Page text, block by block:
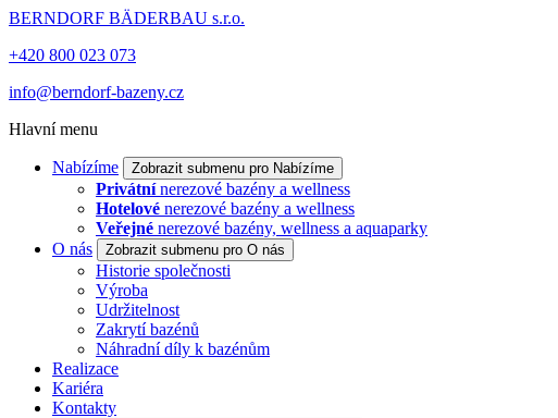
BERNDORF BÄDERBAU s.r.o.
+420 800 023 073
info@berndorf-bazeny.cz
Hlavní menu
Nabízíme Zobrazit submenu pro Nabízíme
Privátnínerezové bazény a wellness
Hotelové nerezové bazény a wellness
Veřejné nerezové bazény, wellness a aquaparky
O nás
Zobrazit submenu pro O nás
Historie společnosti
Výroba
Udržitelnost
Zakrytí bazénů
Náhradní díly k bazénům
Realizace
Kariéra
Kontakty